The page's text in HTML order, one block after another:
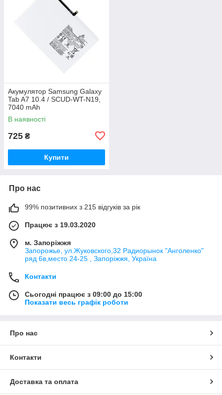
Акумулятор Samsung Galaxy
Tab A7 10.4 / SCUD-WT-N19,
7040 mAh
В наявності
725 ₴
Купити
Про нас
99% позитивних з 215 відгуків за рік
Працює з 19.03.2020
м. Запоріжжя
Запорожье, ул.Жуковского,32 Радиорынок "Анголенко"
ряд 6в,место 24-25 , Запоріжжя, Україна
Контакти
Сьогодні працює з 09:00 до 15:00
Показати весь графік роботи
Про нас
Контакти
Доставка та оплата